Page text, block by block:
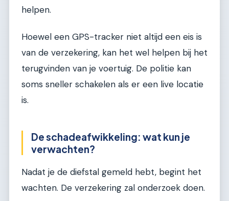
helpen.
Hoewel een GPS-tracker niet altijd een eis is
van de verzekering, kan het wel helpen bij het
terugvinden van je voertuig. De politie kan
soms sneller schakelen als er een live locatie
is.
De schadeafwikkeling: wat kun je
verwachten?
Nadat je de diefstal gemeld hebt, begint het
wachten. De verzekering zal onderzoek doen.